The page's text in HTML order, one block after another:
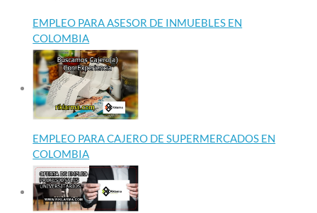
EMPLEO PARA ASESOR DE INMUEBLES EN
COLOMBIA
EMPLEO PARA CAJERO DE SUPERMERCADOS EN
COLOMBIA